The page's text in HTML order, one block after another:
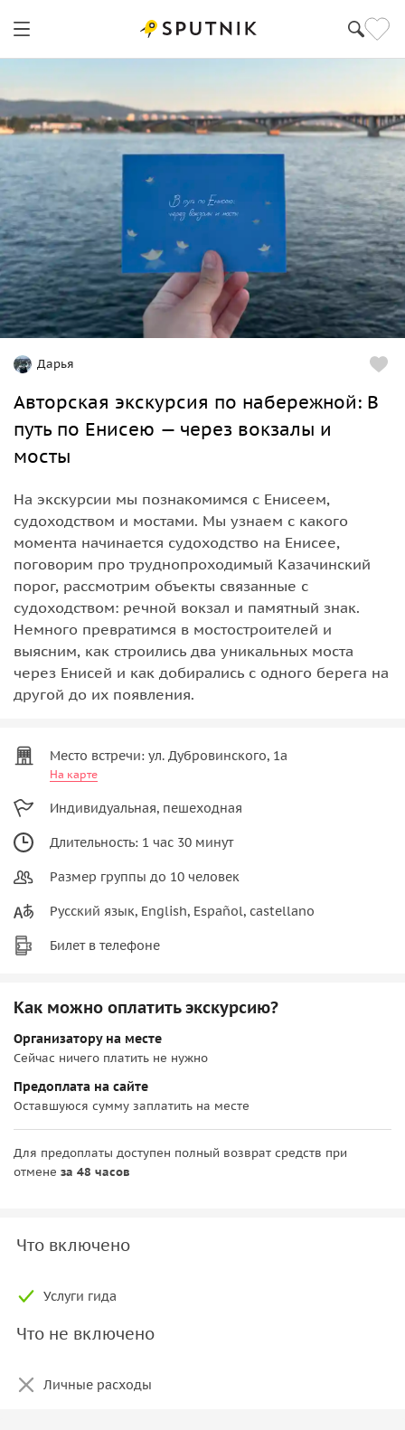
Дарья
Авторская экскурсия по набережной: В
путь по Енисею — через вокзалы и
мосты
На экскурсии мы познакомимся с Енисеем,
судоходством и мостами. Мы узнаем с какого
момента начинается судоходство на Енисее,
поговорим про труднопроходимый Казачинский
порог, рассмотрим объекты связанные с
судоходством: речной вокзал и памятный знак.
Немного превратимся в мостостроителей и
выясним, как строились два уникальных моста
через Енисей и как добирались с одного берега на
другой до их появления.
Место встречи: ул. Дубровинского, 1а
На карте
Индивидуальная, пешеходная
Длительность: 1 час 30 минут
Размер группы до 10 человек
Русский язык, English, Español, castellano
Билет в телефоне
Как можно оплатить экскурсию?
Организатору на месте
Сейчас ничего платить не нужно
Предоплата на сайте
Оставшуюся сумму заплатить на месте
Для предоплаты доступен полный возврат средств при
отмене за 48 часов
Что включено
Услуги гида
Что не включено
Личные расходы